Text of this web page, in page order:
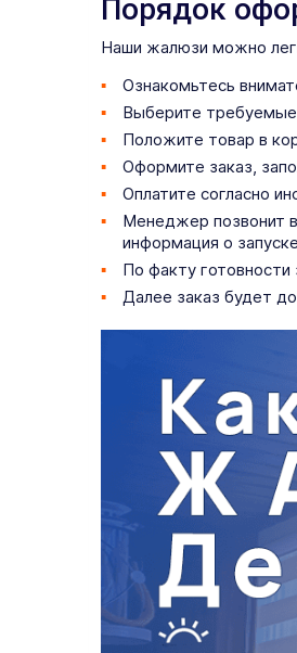
Порядок
Наши жалюзи можно
Ознакомьтесь
Выберите требуемые
Положите товар в
Оформите заказ,
Оплатите согласно
Менеджер позвонит
информация о
По факту готовности
Далее заказ будет